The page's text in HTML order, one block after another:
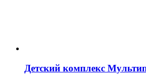
Детский комплекс